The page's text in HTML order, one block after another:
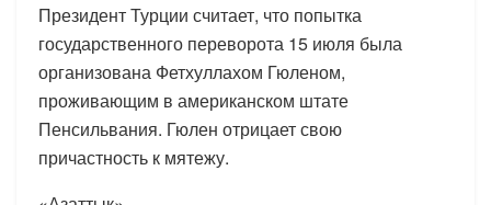
Президент Турции считает, что попытка
государственного переворота 15 июля была
организована Фетхуллахом Гюленом,
проживающим в американском штате
Пенсильвания. Гюлен отрицает свою
причастность к мятежу.